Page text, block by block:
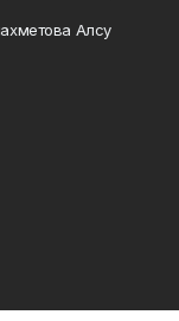
Алсу